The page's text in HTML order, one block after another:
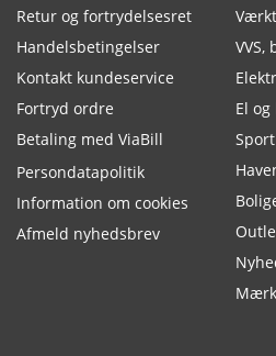
Retur og fortrydelsesret
Handelsbetingelser
Kontakt kundeservice
Fortryd ordre
Betaling med ViaBill
Persondatapolitik
Information om cookies
Afmeld nyhedsbrev
VVS,
El